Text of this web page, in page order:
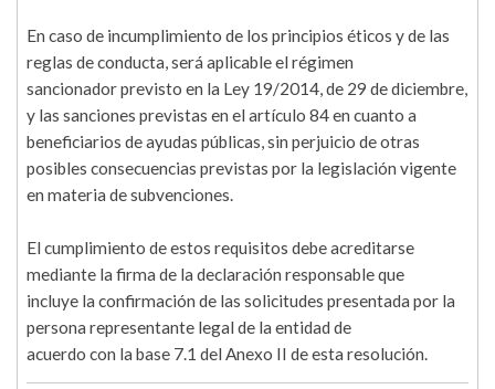
En caso de incumplimiento de los principios éticos y de las
reglas de conducta, será aplicable el régimen
sancionador previsto en la Ley 19/2014, de 29 de diciembre,
y las sanciones previstas en el artículo 84 en cuanto a
beneficiarios de ayudas públicas, sin perjuicio de otras
posibles consecuencias previstas por la legislación vigente
en materia de subvenciones.
El cumplimiento de estos requisitos debe acreditarse
mediante la firma de la declaración responsable que
incluye la confirmación de las solicitudes presentada por la
persona representante legal de la entidad de
acuerdo con la base 7.1 del Anexo II de esta resolución.